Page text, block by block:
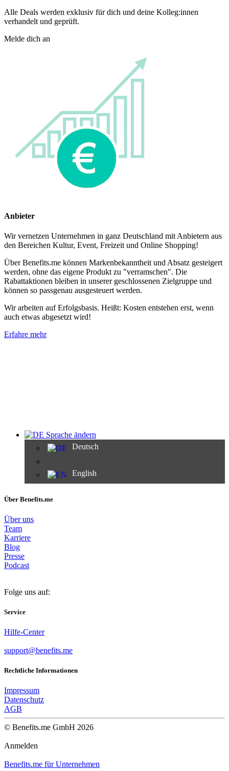
Alle Deals werden exklusiv für dich und deine Kolleg:innen
verhandelt und geprüft.
Melde dich an
Anbieter
Wir vernetzen Unternehmen in ganz Deutschland mit Anbietern aus
den Bereichen Kultur, Event, Freizeit und Online Shopping!
Über Benefits.me können Markenbekanntheit und Absatz gesteigert
werden, ohne das eigene Produkt zu "verramschen". Die
Rabattaktionen bleiben in unserer geschlossenen Zielgruppe und
können so passgenau ausgesteuert werden.
Wir arbeiten auf Erfolgsbasis. Heißt: Kosten entstehen erst, wenn
auch etwas abgesetzt wird!
Erfahre mehr
Sprache ändern
Deutsch
English
Über Benefits.me
Über uns
Team
Karriere
Blog
Presse
Podcast
Folge uns auf:
Service
Hilfe-Center
support@benefits.me
Rechtliche Informationen
Impressum
Datenschutz
AGB
© Benefits.me GmbH 2026
Anmelden
Benefits.me für Unternehmen